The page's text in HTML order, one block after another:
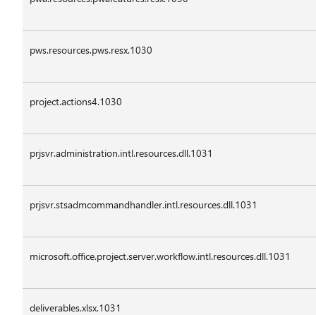
pws.resources.pws.resx.1030
project.actions4.1030
prjsvr.administration.intl.resources.dll.1031
prjsvr.stsadmcommandhandler.intl.resources.dll.1031
microsoft.office.project.server.workflow.intl.resources.dll.1031
deliverables.xlsx.1031